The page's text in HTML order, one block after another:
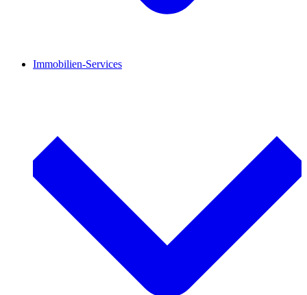
Immobilien-Services